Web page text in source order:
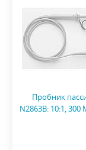
Пробник
N2863B: 10:1, 300